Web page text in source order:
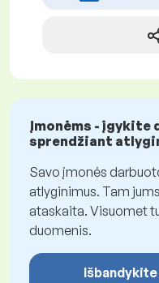
Įmonėms - įgykite
sprendžiant
Savo įmonės
atlyginimus. Tam
ataskaita. Visuomet
duomenis.